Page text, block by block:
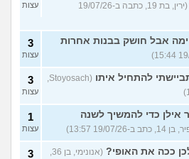
(ירין, בת 19, כתבה ב-19/07/26
עצות
אבל חושק בבנות אחרות 3
עצות
להתחיל איתו
(Stoyosach,
3
עצות
כדי להמשיך לשנה
כתב ב-19/07/26 13:57)
1
עצות
ככה את האופי?
(אנונימי, בן 36,
3